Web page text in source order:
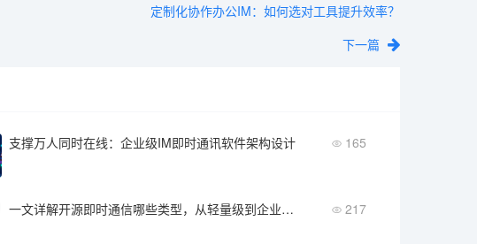
定制化协作办公IM：如何选对工具提升效率？
下一篇
支撑万人同时在线：企业级IM即时通讯软件架构设计 165
一文详解开源即时通信哪些类型，从轻量级到企业级全涵盖 217